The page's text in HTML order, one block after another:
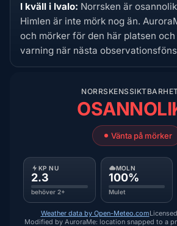
I kväll i Ivalo: Norrsken är
Himlen är inte mörk nog än.
och mörker för den här platsen
varning när nästa
Vänta på mörker
KP NU
2.3
behöver 2+
MOLN
100%
Mulet
Weather data by Open-Meteo.com
Modified by AuroraMe: location snapped to a